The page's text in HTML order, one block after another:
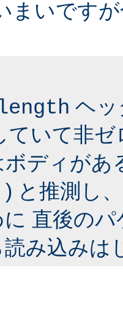
まいです
ヘッ
ていて非
ディがあ
) と推測し
に 直後の
読み込みは